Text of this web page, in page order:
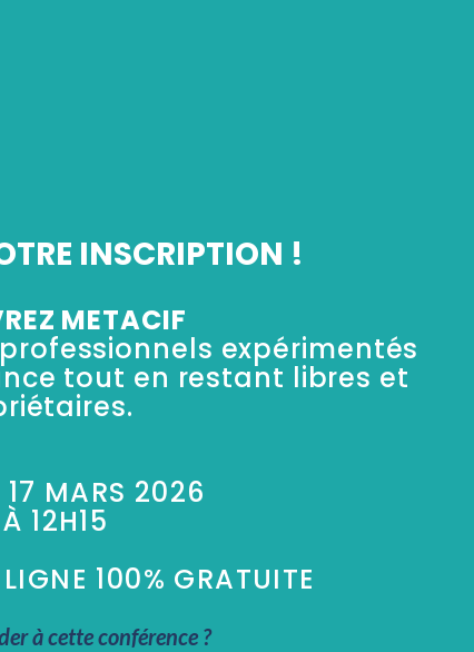
INSCRIPTION !
METACIF
expérimentés
tout en restant libres et
MARS 2026
À 12H15
100% GRATUITE
à cette conférence ?